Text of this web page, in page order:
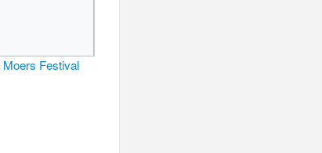
Moers Festival